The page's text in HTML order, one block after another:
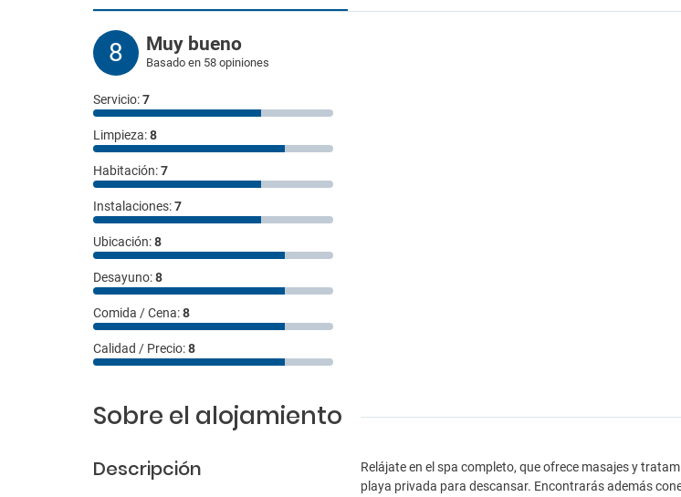
8 Muy bueno
Basado en 58 opiniones
Servicio:7
Limpieza:8
Habitación:7
Instalaciones:7
Ubicación:8
Desayuno:8
Comida / Cena:8
Calidad / Precio:8
Sobre el alojamiento
Descripción
Relájate en el spa completo, que ofrece masajes y
playa privada para descansar. Encontrarás además